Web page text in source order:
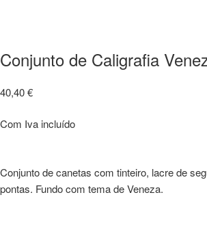
Conjunto de Caligrafia
40,40€
Com Iva incluído
Conjunto de canetas com tinteiro, lacre de
pontas. Fundo com tema de Veneza.